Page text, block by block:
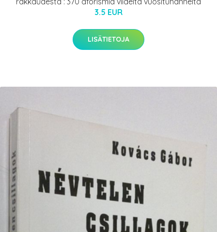
3.5 EUR
LISÄTIETOJA